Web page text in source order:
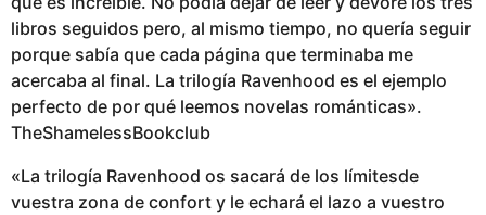
libros seguidos pero, al mismo tiempo, no quería seguir
porque sabía que cada página que terminaba me
acercaba al final. La trilogía Ravenhood es el ejemplo
perfecto de por qué leemos novelas románticas».
TheShamelessBookclub
«La trilogía Ravenhood os sacará de los límitesde
vuestra zona de confort y le echará el lazo a vuestro